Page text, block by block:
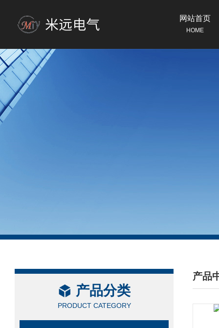
网站首页
HOME
产品分类
PRODUCT CATEGORY
产品
/